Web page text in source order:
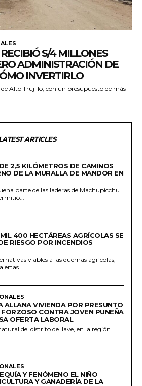
S/4 MILLONES
ADMINISTRACIÓN DE
INVERTIRLO
Alto Trujillo, con un presupuesto de más
ARTICLES
2,5 KILÓMETROS DE CAMINOS
DE LA MURALLA DE MANDOR EN
parte de las laderas de Machupicchu.
400 HECTÁREAS AGRÍCOLAS SE
RIESGO POR INCENDIOS
viables a las quemas agrícolas,
ALLANA VIVIENDA POR PRESUNTO
CONTRA JOVEN PUNEÑA
OFERTA LABORAL
del distrito de Ilave, en la región
Y FENÓMENO EL NIÑO
Y GANADERÍA DE LA